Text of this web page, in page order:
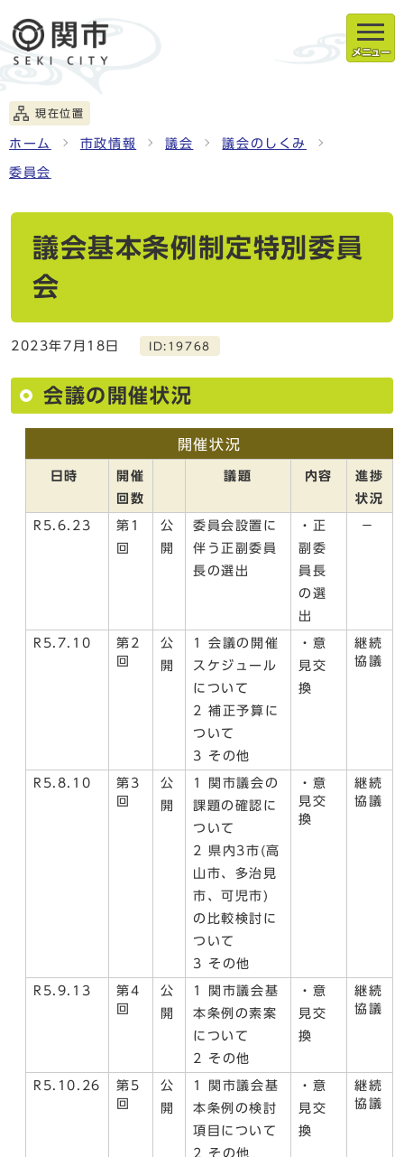
メニュー
現在位置
ホーム 市政情報 議会 議会のしくみ
委員会
議会基本条例制定特別委員
会
2023年7月18日 ID:19768
会議の開催状況
開催状況
日時
開催
回数
議題 内容
進捗
状況
R5.6.23
第1
回
公
開
委員会設置に
伴う正副委員
長の選出
・正
副委
員長
の選
出
－
R5.7.10
第2
回
公
開
1 会議の開催
スケジュール
について
2 補正予算に
ついて
3 その他
・意
見交
換
継続
協議
R5.8.10
第3
回
公
開
1 関市議会の
課題の確認に
ついて
2 県内3市(高
山市、多治見
市、可児市)
の比較検討に
ついて
3 その他
・意
見交
換
継続
協議
R5.9.13
第4
回
公
開
1 関市議会基
本条例の素案
について
2 その他
・意
見交
換
継続
協議
R5.10.26
第5
回
公
開
1 関市議会基
本条例の検討
項目について
2 その他
・意
見交
換
継続
協議